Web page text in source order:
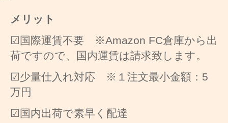
メリット
☑国際運賃不要 ※Amazon FC倉庫から出
荷ですので、国内運賃は請求致します。
☑少量仕入れ対応 ※１注文最小金額：5
万円
☑国内出荷で素早く配達